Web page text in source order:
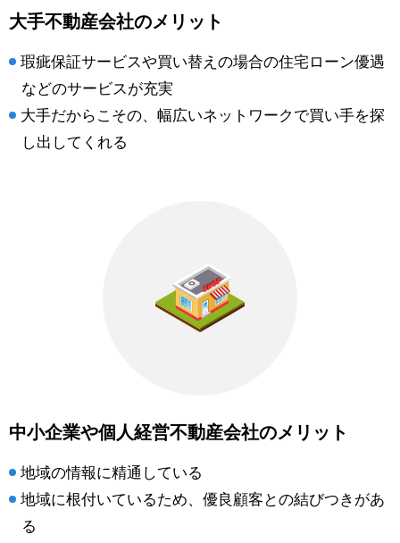
大手不動産会社のメリット
瑕疵保証サービスや買い替えの場合の住宅ローン優遇
などのサービスが充実
大手だからこその、幅広いネットワークで買い手を探
し出してくれる
中小企業や個人経営不動産会社のメリット
地域の情報に精通している
地域に根付いているため、優良顧客との結びつきがあ
る